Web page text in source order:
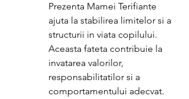
Prezenta Mamei Terifiante
ajuta la stabilirea limitelor si a
structurii in viata copilului.
Aceasta fateta contribuie la
invatarea valorilor,
responsabilitatilor si a
comportamentului adecvat.